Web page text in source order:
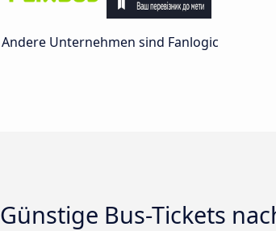
Andere Unternehmen sind Fanlogic
Günstige Bus-Tickets